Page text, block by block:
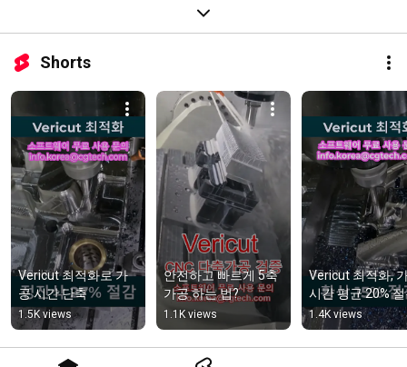
Shorts
Vericut 최적화로 가
공 시간 단축
1.5K views
안전하고 빠르게 5축
가공 하는 법?
1.1K views
Vericut 최적화,
시간 평균 20%
1.4K views